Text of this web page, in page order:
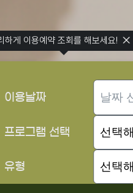
이용날짜
프로그램 선택
유형
하게 이용예약 조회를 해보세요!